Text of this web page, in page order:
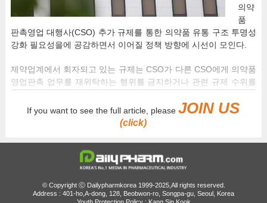
의약
품
판촉영업 대행사(CSO) 추가 규제를 통한 의약품 유통 구조 투명성
강화 필요성을에 공감하면서 이어질 정책 방향에 시선이 모인다.
제약업계에서 회자되고 있는 규제는 CSO가 다른 CSO에게 의약품
영업판촉 업무를 재위탁하는 행위를 금지하거나 관련 규제 수위를
이와 함께 CSO가 제약사에게 요구하는 수수료율의 상한선을 규정
거론되고 있다.
25일 제약업계는 복지부가 한국제약바이오협회와 함께 CSO 실태
조사에 착수한 만큼 연내 구체적인 규제 방향성을 수립할 것으로
전망중이다.
If you want to see the full article, pleaseJOIN US
(click)
© Copyright ⓒ Dailypharmkorea 1999-2025,All rights reserved.
Address : 401-ho,A-dong, 128, Beobwon-ro, Songpa-gu, Seoul, Korea